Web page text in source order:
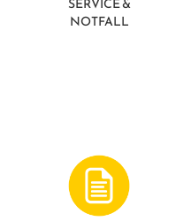
ANSPRECHPARTNER
GESUNDE GEMEINDE
SERVICE &
NOTFALL